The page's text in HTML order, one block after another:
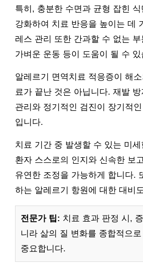
특히, 충분한 수면과 균형 잡힌
강화하여 치료 반응을 높이는 데
레스 관리 또한 간과할 수 없는
가벼운 운동 등이 도움이 될 수 있
알레르기 면역치료 적응증이 해
료가 끝난 것은 아닙니다. 재발
관리와 정기적인 검진이 장기적
입니다.
치료 기간 중 발생할 수 있는 미
환자 스스로의 인지와 신속한 보
유연한 조정을 가능하게 합니다.
하는 알레르기 항원에 대한 대비
전문가 팁: 치료 효과 판정 시,
니라 삶의 질 변화를 종합적으로
중요합니다.